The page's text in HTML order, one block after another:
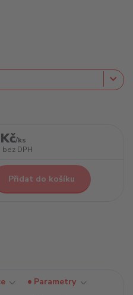
/ks
bez DPH
Přidat do košíku
Parametry